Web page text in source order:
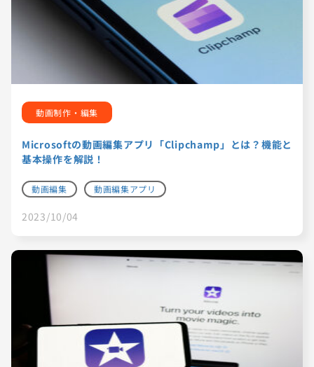
動画制作・編集
Microsoftの動画編集アプリ「Clipchamp」とは？機能と
基本操作を解説！
動画編集 動画編集アプリ
2023/10/04